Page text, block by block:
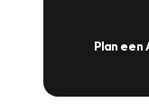
Plan een